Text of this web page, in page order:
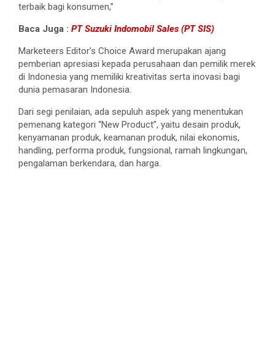
terbaik bagi konsumen,”
Baca Juga : PT Suzuki Indomobil Sales (PT SIS)
Marketeers Editor’s Choice Award merupakan ajang
pemberian apresiasi kepada perusahaan dan pemilik merek
di Indonesia yang memiliki kreativitas serta inovasi bagi
dunia pemasaran Indonesia.
Dari segi penilaian, ada sepuluh aspek yang menentukan
pemenang kategori “New Product”, yaitu desain produk,
kenyamanan produk, keamanan produk, nilai ekonomis,
handling, performa produk, fungsional, ramah lingkungan,
pengalaman berkendara, dan harga.